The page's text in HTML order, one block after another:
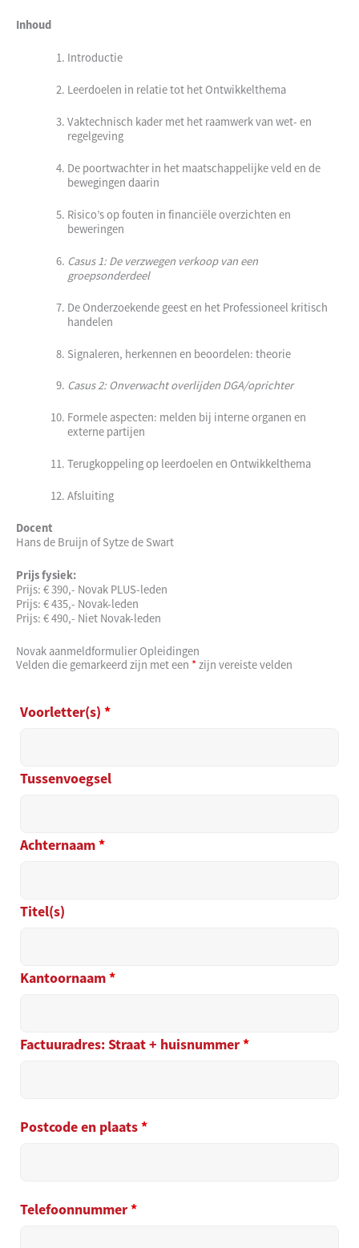
Inhoud
Introductie
Leerdoelen in relatie tot het Ontwikkelthema
Vaktechnisch kader met het raamwerk van wet- en
regelgeving
De poortwachter in het maatschappelijke veld en de
bewegingen daarin
Risico’s op fouten in financiële overzichten en
beweringen
Casus 1: De verzwegen verkoop van een
groepsonderdeel
De Onderzoekende geest en het Professioneel kritisch
handelen
Signaleren, herkennen en beoordelen: theorie
Casus 2: Onverwacht overlijden DGA/oprichter
Formele aspecten: melden bij interne organen en
externe partijen
Terugkoppeling op leerdoelen en Ontwikkelthema
Afsluiting
Docent
Hans de Bruijn of Sytze de Swart
Prijs fysiek:
Prijs: € 390,- Novak PLUS-leden
Prijs: € 435,- Novak-leden
Prijs: € 490,- Niet Novak-leden
Novak aanmeldformulier Opleidingen
Velden die gemarkeerd zijn met een * zijn vereiste velden
Voorletter(s) *
Tussenvoegsel
Achternaam*
Titel(s)
Kantoornaam*
Factuuradres: Straat + huisnummer*
Postcode en plaats*
Telefoonnummer*